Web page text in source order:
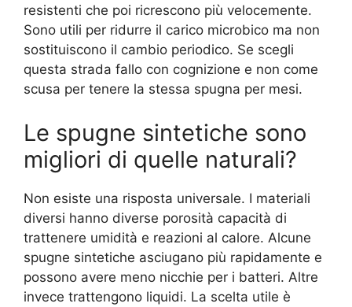
resistenti che poi ricrescono più velocemente.
Sono utili per ridurre il carico microbico ma non
sostituiscono il cambio periodico. Se scegli
questa strada fallo con cognizione e non come
scusa per tenere la stessa spugna per mesi.
Le spugne sintetiche sono
migliori di quelle naturali?
Non esiste una risposta universale. I materiali
diversi hanno diverse porosità capacità di
trattenere umidità e reazioni al calore. Alcune
spugne sintetiche asciugano più rapidamente e
possono avere meno nicchie per i batteri. Altre
invece trattengono liquidi. La scelta utile è